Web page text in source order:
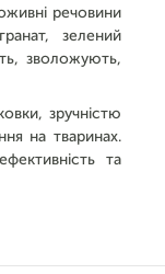
речовини
зелений
зволожують,
зручністю
на тваринах.
та